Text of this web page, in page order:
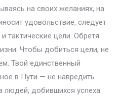
на своих желаниях, на
удовольствие, следует
тактические цели. Обретя
Чтобы добиться цели, не
Твой единственный
в Пути — не навредить
добившихся успеха.